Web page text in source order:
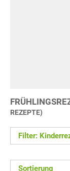
REZEPTE)
Filter:
Sortierung